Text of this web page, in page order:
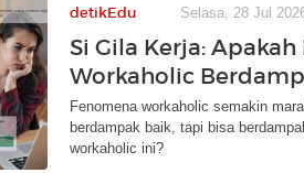
detikEdu Selasa, 28 Jul
Si Gila Kerja:
Workaholic
Fenomena workaholic semakin
berdampak baik, tapi bisa
workaholic ini?